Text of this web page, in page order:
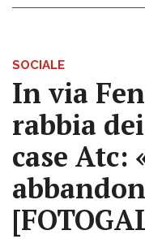
SOCIALE
In via
rabbia
case Atc: